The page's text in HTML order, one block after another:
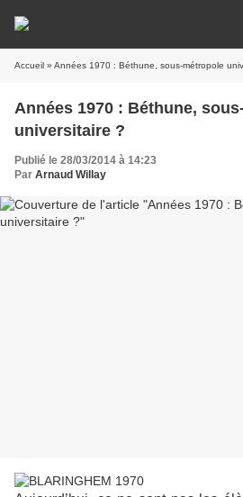
Accueil » Années 1970 : Béthune, sous-métropole
Années 1970 : Béthune,
universitaire ?
Publié le 28/03/2014 à 14:23
Par Arnaud Willay